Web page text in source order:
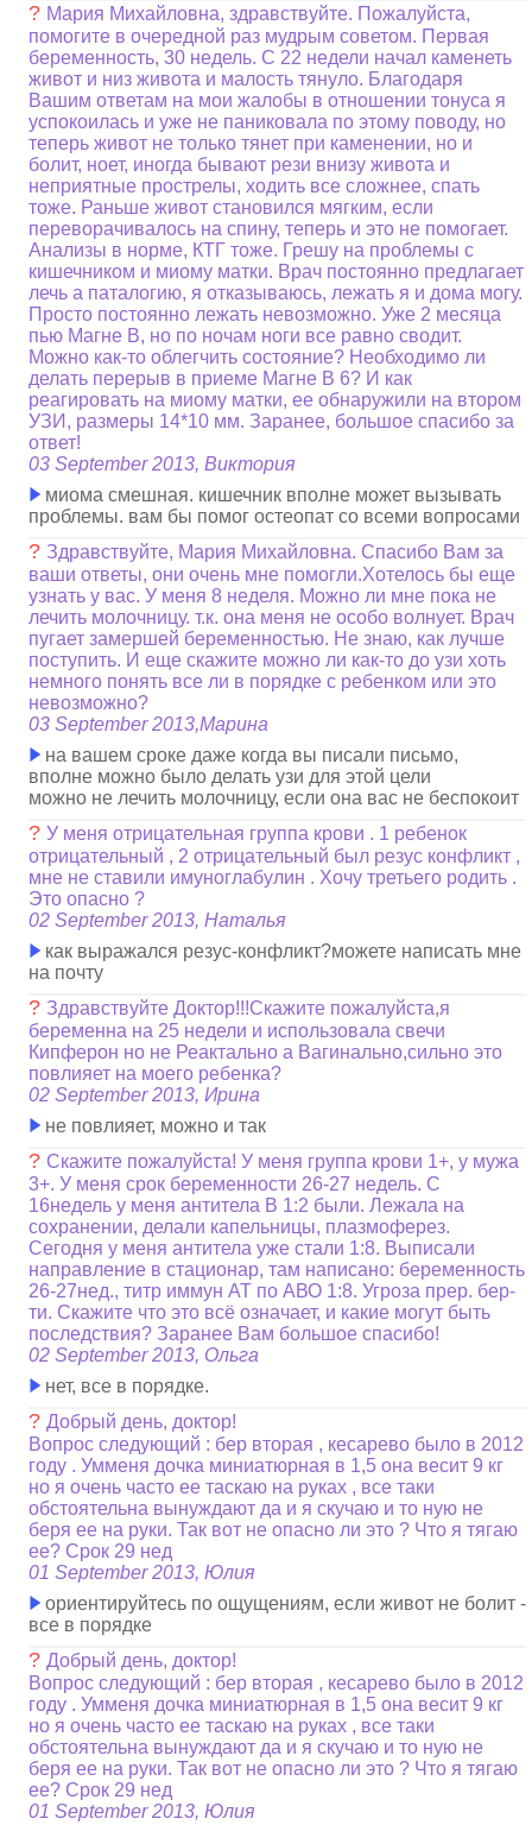
? Мария Михайловна, здравствуйте. Пожалуйста,
помогите в очередной раз мудрым советом. Первая
беременность, 30 недель. С 22 недели начал каменеть
живот и низ живота и малость тянуло. Благодаря
Вашим ответам на мои жалобы в отношении тонуса я
успокоилась и уже не паниковала по этому поводу, но
теперь живот не только тянет при каменении, но и
болит, ноет, иногда бывают рези внизу живота и
неприятные прострелы, ходить все сложнее, спать
тоже. Раньше живот становился мягким, если
переворачивалось на спину, теперь и это не помогает.
Анализы в норме, КТГ тоже. Грешу на проблемы с
кишечником и миому матки. Врач постоянно предлагает
лечь а паталогию, я отказываюсь, лежать я и дома могу.
Просто постоянно лежать невозможно. Уже 2 месяца
пью Магне В, но по ночам ноги все равно сводит.
Можно как-то облегчить состояние? Необходимо ли
делать перерыв в приеме Магне В 6? И как
реагировать на миому матки, ее обнаружили на втором
УЗИ, размеры 14*10 мм. Заранее, большое спасибо за
ответ!
03 September 2013, Виктория
миома смешная. кишечник вполне может вызывать
проблемы. вам бы помог остеопат со всеми вопросами
? Здравствуйте, Мария Михайловна. Спасибо Вам за
ваши ответы, они очень мне помогли.Хотелось бы еще
узнать у вас. У меня 8 неделя. Можно ли мне пока не
лечить молочницу. т.к. она меня не особо волнует. Врач
пугает замершей беременностью. Не знаю, как лучше
поступить. И еще скажите можно ли как-то до узи хоть
немного понять все ли в порядке с ребенком или это
невозможно?
03 September 2013,Марина
на вашем сроке даже когда вы писали письмо,
вполне можно было делать узи для этой цели
можно не лечить молочницу, если она вас не беспокоит
?У меня отрицательная группа крови . 1 ребенок
отрицательный , 2 отрицательный был резус конфликт ,
мне не ставили имуноглабулин . Хочу третьего родить .
Это опасно ?
02 September 2013, Наталья
как выражался резус-конфликт?можете написать мне
на почту
? Здравствуйте Доктор!!!Скажите пожалуйста,я
беременна на 25 недели и использовала свечи
Кипферон но не Реактально а Вагинально,сильно это
повлияет на моего ребенка?
02 September 2013, Ирина
не повлияет, можно и так
?Скажите пожалуйста! У меня группа крови 1+, у мужа
3+. У меня срок беременности 26-27 недель. С
16недель у меня антитела В 1:2 были. Лежала на
сохранении, делали капельницы, плазмоферез.
Сегодня у меня антитела уже стали 1:8. Выписали
направление в стационар, там написано: беременность
26-27нед., титр иммун АТ по АВО 1:8. Угроза прер. бер-
ти. Скажите что это всё означает, и какие могут быть
последствия? Заранее Вам большое спасибо!
02 September 2013, Ольга
нет, все в порядке.
?Добрый день, доктор!
Вопрос следующий : бер вторая , кесарево было в 2012
году . Умменя дочка миниатюрная в 1,5 она весит 9 кг
но я очень часто ее таскаю на руках , все таки
обстоятельна вынуждают да и я скучаю и то ную не
беря ее на руки. Так вот не опасно ли это ? Что я тягаю
ее? Срок 29 нед
01 September 2013, Юлия
ориентируйтесь по ощущениям, если живот не болит -
все в порядке
?Добрый день, доктор!
Вопрос следующий : бер вторая , кесарево было в 2012
году . Умменя дочка миниатюрная в 1,5 она весит 9 кг
но я очень часто ее таскаю на руках , все таки
обстоятельна вынуждают да и я скучаю и то ную не
беря ее на руки. Так вот не опасно ли это ? Что я тягаю
ее? Срок 29 нед
01 September 2013, Юлия